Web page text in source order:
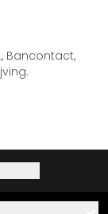
Bancontact,